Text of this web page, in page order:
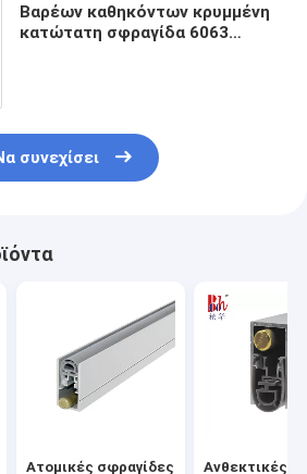
Βαρέων καθηκόντων κρυμμένη
κατώτατη σφραγίδα 6063
συνεχίσει
Ατομικές σφραγίδες Ανθεκτικές